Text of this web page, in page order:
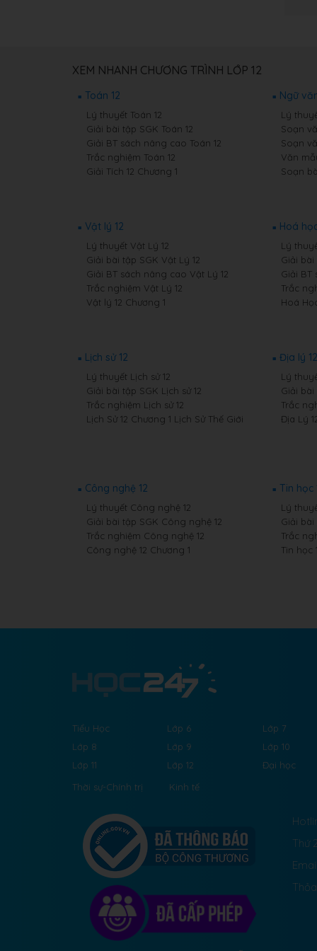
XEM NHANH CHƯƠNG TRÌNH LỚP 12
Toán 12
Lý thuyết Toán 12
Giải bài tập SGK Toán 12
Giải BT sách nâng cao Toán 12
Trắc nghiệm Toán 12
Giải Tích 12 Chương 1
Ngữ
Lý
Soạn
Soạn
Văn
Soạn
Vật lý 12
Lý thuyết Vật Lý 12
Giải bài tập SGK Vật Lý 12
Giải BT sách nâng cao Vật Lý 12
Trắc nghiệm Vật Lý 12
Vật lý 12 Chương 1
Hoá
Lý
Giải bài
Giải BT
Trắc
Hoá
Lịch sử 12
Lý thuyết Lịch sử 12
Giải bài tập SGK Lịch sử 12
Trắc nghiệm Lịch sử 12
Lịch Sử 12 Chương 1 Lịch Sử Thế Giới
Địa lý 12
Lý
Giải bài
Trắc
Địa Lý
Công nghệ 12
Lý thuyết Công nghệ 12
Giải bài tập SGK Công nghệ 12
Trắc nghiệm Công nghệ 12
Công nghệ 12 Chương 1
Tin học
Lý
Giải bài
Trắc
Tin học
Tiểu Học Lớp 6
Lớp 7
Lớp 8
Lớp 9
Lớp 10
Lớp 11
Lớp 12
Đại học
Thời sự-Chính trị
Kinh tế
Thứ